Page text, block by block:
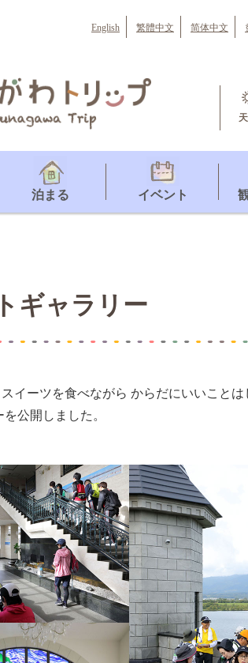
English 繁體中文 简体中文
泊まる イベント
ギャラリー
イーツを食べながら からだにいいこと
公開しました。